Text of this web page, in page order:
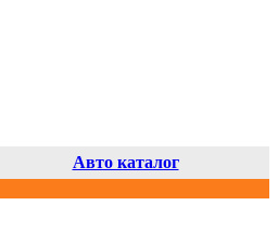
Авто каталог